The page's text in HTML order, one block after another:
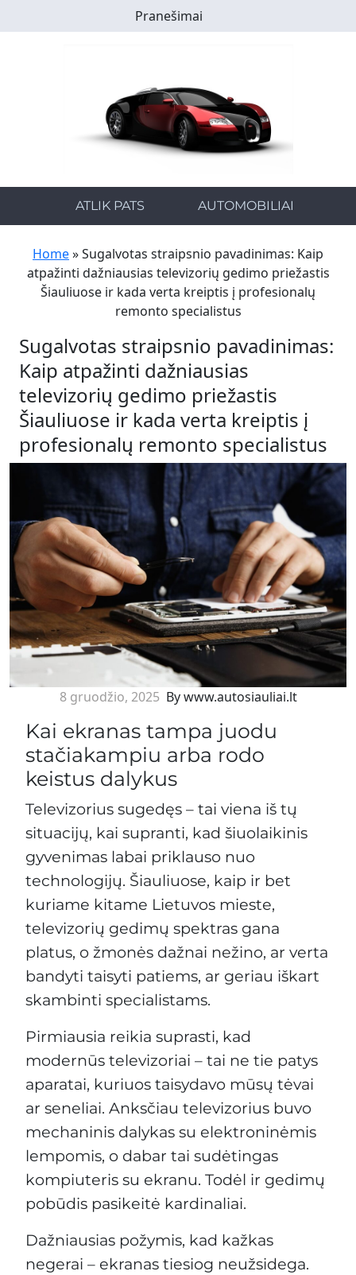
to
Pranešimai
ATLIK PATS AUTOMOBILIAI
Home»Sugalvotas straipsnio pavadinimas: Kaip
atpažinti dažniausias televizorių gedimo priežastis
Šiauliuose ir kada verta kreiptis į profesionalų
remonto specialistus
Sugalvotas straipsnio pavadinimas:
Kaip atpažinti dažniausias
televizorių gedimo priežastis
Šiauliuose ir kada verta kreiptis į
profesionalų remonto specialistus
8 gruodžio, 2025 By www.autosiauliai.lt
Kai ekranas tampa juodu
stačiakampiu arba rodo
keistus dalykus
Televizorius sugedęs – tai viena iš tų
situacijų, kai supranti, kad šiuolaikinis
gyvenimas labai priklauso nuo
technologijų. Šiauliuose, kaip ir bet
kuriame kitame Lietuvos mieste,
televizorių gedimų spektras gana
platus, o žmonės dažnai nežino, ar verta
bandyti taisyti patiems, ar geriau iškart
skambinti specialistams.
Pirmiausia reikia suprasti, kad
modernūs televizoriai – tai ne tie patys
aparatai, kuriuos taisydavo mūsų tėvai
ar seneliai. Anksčiau televizorius buvo
mechaninis dalykas su elektroninėmis
lempomis, o dabar tai sudėtingas
kompiuteris su ekranu. Todėl ir gedimų
pobūdis pasikeitė kardinaliai.
Dažniausias požymis, kad kažkas
negerai – ekranas tiesiog neužsidega.